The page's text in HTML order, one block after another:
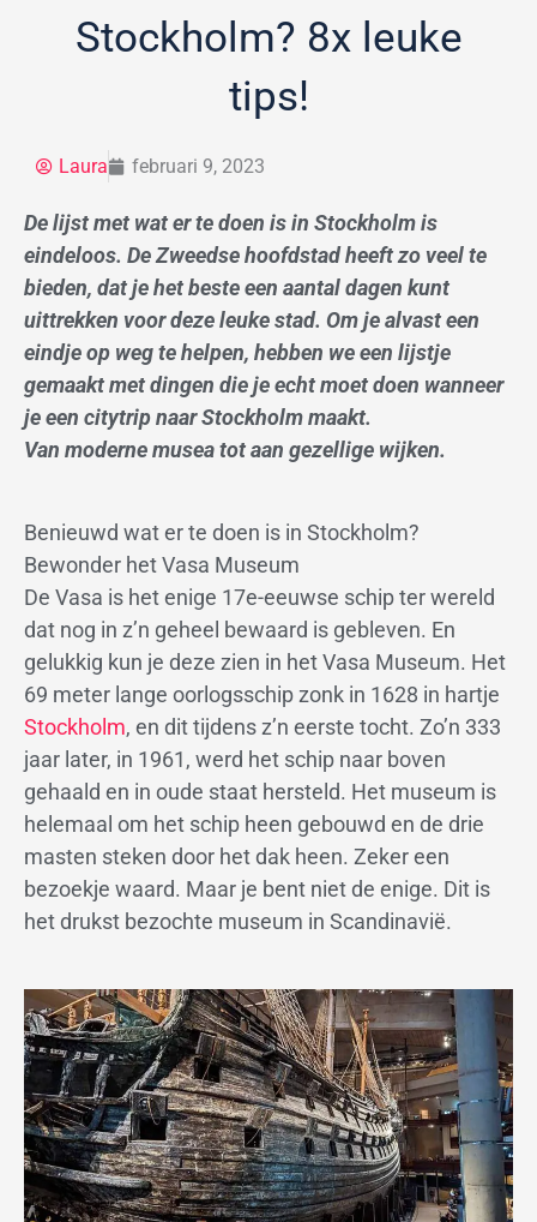
Stockholm? 8x leuke
tips!
Laura februari 9, 2023
De lijst met wat er te doen is in Stockholm is
eindeloos. De Zweedse hoofdstad heeft zo veel te
bieden, dat je het beste een aantal dagen kunt
uittrekken voor deze leuke stad. Om je alvast een
eindje op weg te helpen, hebben we een lijstje
gemaakt met dingen die je echt moet doen wanneer
je een citytrip naar Stockholm maakt.
Van moderne musea tot aan gezellige wijken.
Benieuwd wat er te doen is in Stockholm?
Bewonder het Vasa Museum
De Vasa is het enige 17e-eeuwse schip ter wereld
dat nog in z’n geheel bewaard is gebleven. En
gelukkig kun je deze zien in het Vasa Museum. Het
69 meter lange oorlogsschip zonk in 1628 in hartje
Stockholm, en dit tijdens z’n eerste tocht. Zo’n 333
jaar later, in 1961, werd het schip naar boven
gehaald en in oude staat hersteld. Het museum is
helemaal om het schip heen gebouwd en de drie
masten steken door het dak heen. Zeker een
bezoekje waard. Maar je bent niet de enige. Dit is
het drukst bezochte museum in Scandinavië.